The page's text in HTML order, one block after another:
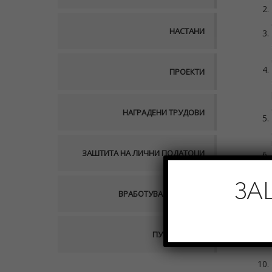
НАСТАНИ
ПРОЕКТИ
НАГРАДЕНИ ТРУДОВИ
ЗАШТИТА НА ЛИЧНИ ПОДАТОЦИ
ВРАБОТУВАЊЕ ВО АСО
ПУБЛИКАЦИИ